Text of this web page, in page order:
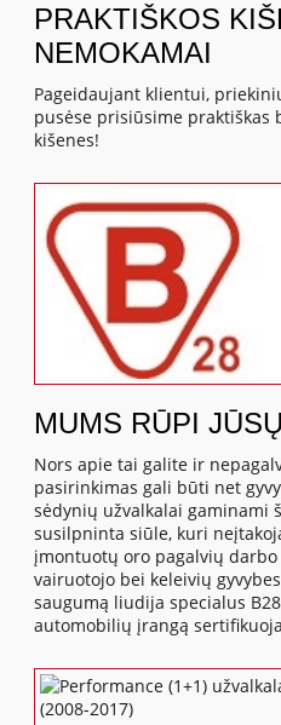
PRAKTIŠKOS
NEMOKAMAI
Pageidaujant klientui,
pusėse prisiūsime praktiškas
kišenes!
MUMS RŪPI
Nors apie tai galite ir
pasirinkimas gali būti net
sėdynių užvalkalai gaminami
susilpninta siūle, kuri
įmontuotų oro pagalvių
vairuotojo bei keleivių
saugumą liudija specialus
automobilių įrangą